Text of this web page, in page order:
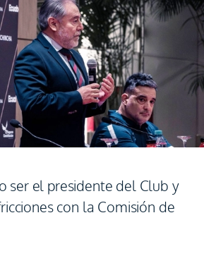
ser el presidente del Club y
con la Comisión de